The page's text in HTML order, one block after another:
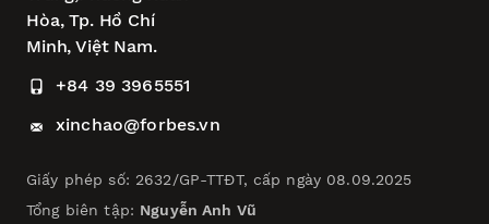
Hòa,Tp. Hồ Chí
Minh, Việt Nam.
+84 39 3965551
xinchao@forbes.vn
Giấy phép số: 2632/GP-TTĐT, cấp ngày 08.09.2025
Tổng biên tập: Nguyễn Anh Vũ